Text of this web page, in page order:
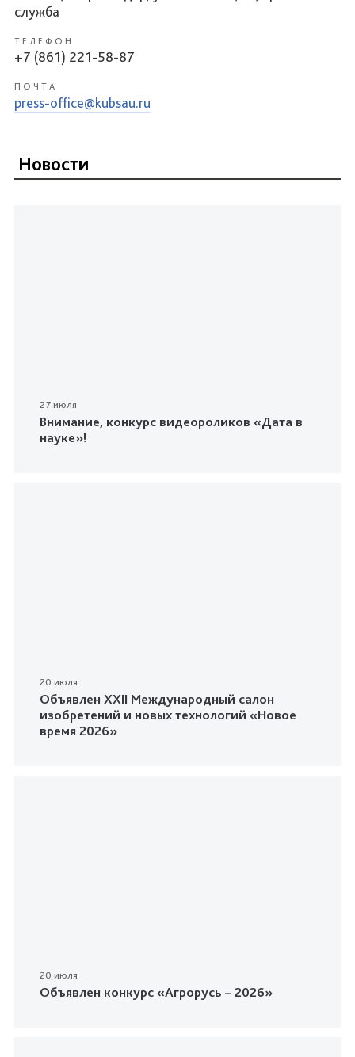
служба
ТЕЛЕФОН
+7 (861) 221-58-87
ПОЧТА
press-office@kubsau.ru
Новости
27 июля
Внимание, конкурс видеороликов «Дата в
науке»!
20 июля
Объявлен XXII Международный салон
изобретений и новых технологий «Новое
время 2026»
20 июля
Объявлен конкурс «Агрорусь – 2026»